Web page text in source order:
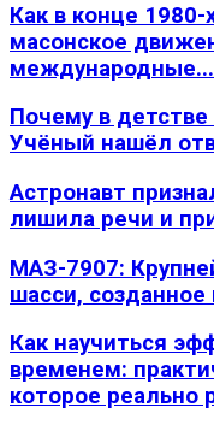
Как в конце
масонское
международные...
Почему в
Учёный нашёл
Астронавт
лишила речи и
МАЗ-7907:
шасси,
Как научиться
временем:
которое реально